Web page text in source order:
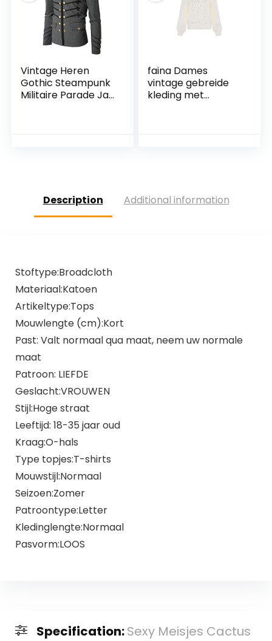
Vintage Heren
Gothic Steampunk
Militaire Parade Jas
faina Dames
vintage gebreide
kleding met
Description Additional information
Stoftype:Broadcloth
Materiaal:Katoen
Artikeltype:Tops
Mouwlengte (cm):Kort
Past: Valt normaal qua maat, neem uw normale
maat
Patroon: LIEFDE
Geslacht:VROUWEN
Stijl:Hoge straat
Leeftijd: 18-35 jaar oud
Kraag:O-hals
Type topjes:T-shirts
Mouwstijl:Normaal
Seizoen:Zomer
Patroontype:Letter
Kledinglengte:Normaal
Pasvorm:LOOS
Specification:Sexy Meisjes Cactus